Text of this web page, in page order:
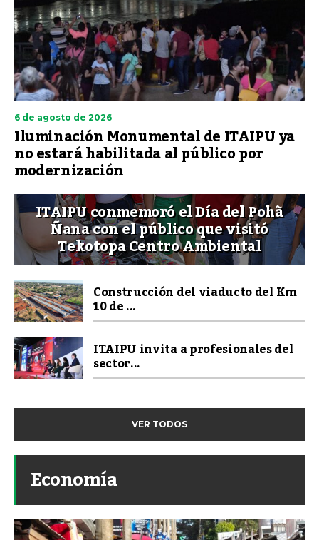
6 de agosto de 2026
Iluminación Monumental de ITAIPU ya
no estará habilitada al público por
modernización
ITAIPU conmemoró el Día del Pohã
Ñana con el público que visitó
Tekotopa Centro Ambiental
Construcción del viaducto del Km
10 de ...
ITAIPU invita a profesionales del
sector...
VER TODOS
Economía